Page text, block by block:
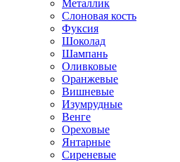
Металлик
Слоновая кость
Фуксия
Шоколад
Шампань
Оливковые
Оранжевые
Вишневые
Изумрудные
Венге
Ореховые
Янтарные
Сиреневые